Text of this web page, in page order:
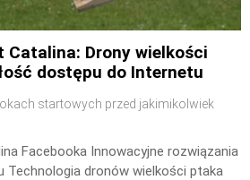
Catalina: Drony wielkości
dostępu do Internetu
startowych przed jakimikolwiek
Facebooka Innowacyjne rozwiązania
Technologia dronów wielkości ptaka